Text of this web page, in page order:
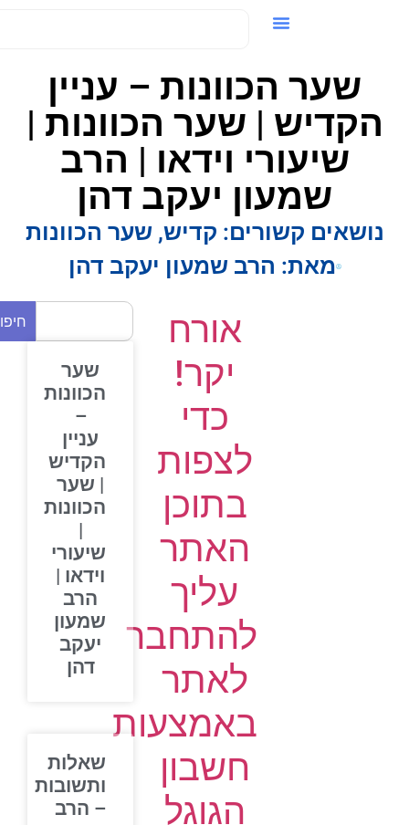
שער הכוונות – עניין
הקדיש | שער הכוונות |
שיעורי וידאו | הרב
שמעון יעקב דהן
נושאים קשורים: קדיש,שער הכוונות
מאת:הרב שמעון יעקב דהן
אורח
יקר!
כדי
לצפות
בתוכן
האתר
עליך
להתחבר
לאתר
באמצעות
חשבון
הגוגל
חיפוש
שער
הכוונות
עניין
הקדיש
| שער
הכוונות
שיעורי
וידאו |
הרב
שמעון
יעקב
דהן
שאלות
ותשובות
– הרב